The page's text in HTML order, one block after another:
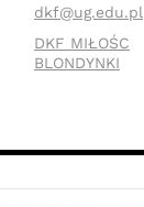
dkf@ug.edu.pl
DKF MIŁOŚC
BLONDYNKI